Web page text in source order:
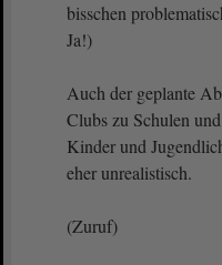
bisschen
Ja!)
Auch der geplante
Clubs zu Schulen
Kinder und
eher unrealistisch.
(Zuruf)